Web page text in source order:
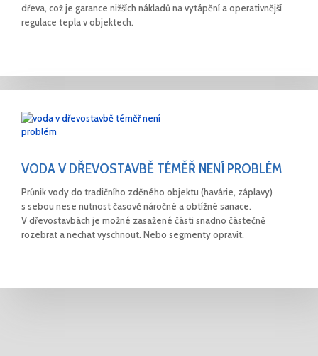
dřeva, což je garance nižších nákladů na vytápění a operativnější
regulace tepla v objektech.
VODA V DŘEVOSTAVBĚ TÉMĚŘ NENÍ PROBLÉM
Průnik vody do tradičního zděného objektu (havárie, záplavy)
s sebou nese nutnost časově náročné a obtížné sanace.
V dřevostavbách je možné zasažené části snadno částečně
rozebrat a nechat vyschnout. Nebo segmenty opravit.